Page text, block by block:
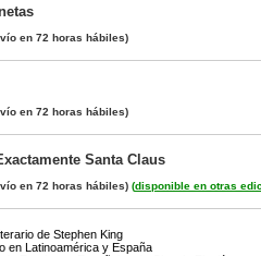
en 72 horas hábiles)
en 72 horas hábiles)
Santa Claus
en 72 horas hábiles) (disponible en otras
de Stephen King
en Latinoamérica y España